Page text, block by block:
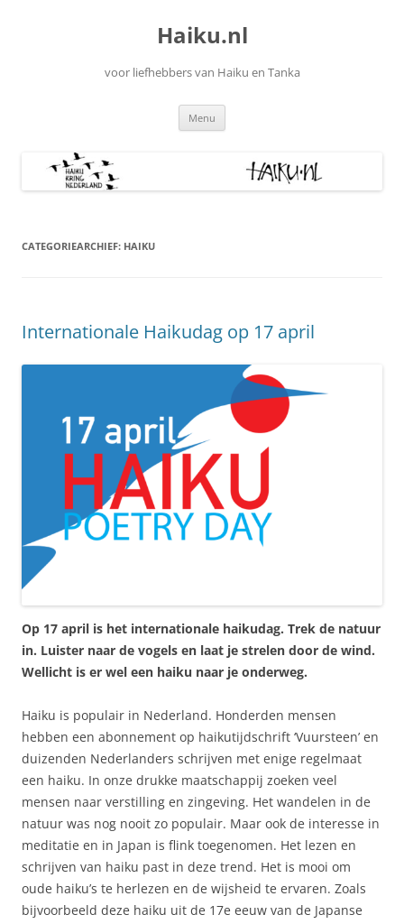
Haiku.nl
voor liefhebbers van Haiku en Tanka
Menu
CATEGORIEARCHIEF: HAIKU
Internationale Haikudag op 17 april
Op 17 april is het internationale haikudag. Trek de natuur
in. Luister naar de vogels en laat je strelen door de wind.
Wellicht is er wel een haiku naar je onderweg.
Haiku is populair in Nederland. Honderden mensen
hebben een abonnement op haikutijdschrift ‘Vuursteen’ en
duizenden Nederlanders schrijven met enige regelmaat
een haiku. In onze drukke maatschappij zoeken veel
mensen naar verstilling en zingeving. Het wandelen in de
natuur was nog nooit zo populair. Maar ook de interesse in
meditatie en in Japan is flink toegenomen. Het lezen en
schrijven van haiku past in deze trend. Het is mooi om
oude haiku’s te herlezen en de wijsheid te ervaren. Zoals
bijvoorbeeld deze haiku uit de 17e eeuw van de Japanse